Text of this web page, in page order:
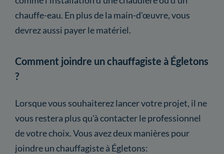
chauffe-eau. En plus de la main-d'œuvre, vous
devrez aussi payer le matériel.
Comment joindre un chauffagiste à Égletons
?
Lorsque vous souhaiterez lancer votre projet, il ne
vous restera plus qu'à contacter le professionnel
de votre choix. Vous avez deux manières pour
joindre un chauffagiste à Égletons: